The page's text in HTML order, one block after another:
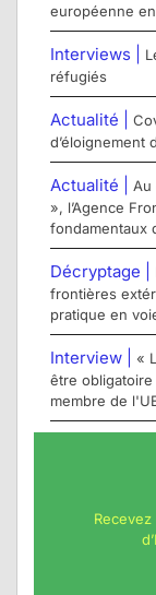
européenne
Interviews |
réfugiés
Actualité |
d’éloignement
Actualité | Au
», l’Agence
fondamentaux
Décryptage |
frontières
pratique en
Interview |
«
être
membre de